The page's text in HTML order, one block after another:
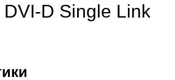
D Single Link